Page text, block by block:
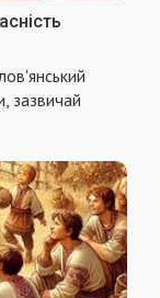
зазвичай